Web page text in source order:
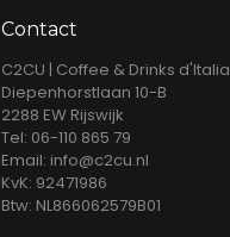
Contact
C2CU | Coffee & Drinks d'Italia
Diepenhorstlaan 10-B
2288 EW Rijswijk
Tel: 06-110 865 79
Email: info@c2cu.nl
KvK: 92471986
Btw: NL866062579B01